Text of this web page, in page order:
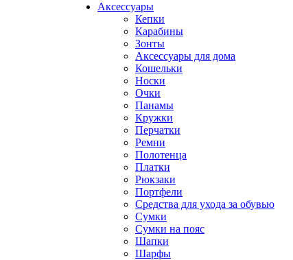
Аксессуары
Кепки
Карабины
Зонты
Аксессуары для дома
Кошельки
Носки
Очки
Панамы
Кружки
Перчатки
Ремни
Полотенца
Платки
Рюкзаки
Портфели
Средства для ухода за обувью
Сумки
Сумки на пояс
Шапки
Шарфы